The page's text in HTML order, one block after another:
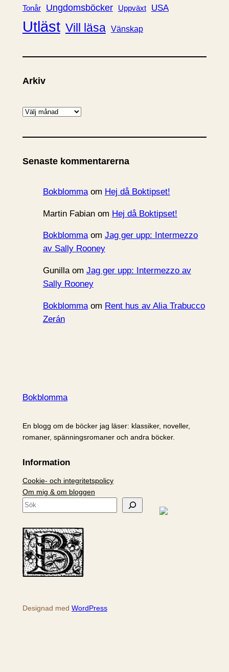
Tonår Ungdomsböcker Uppväxt USA
Utläst Vill läsa Vänskap
Arkiv
A
k
v
Senaste kommentarerna
Bokblommaom Hej då Boktipset!
Martin Fabianom Hej då Boktipset!
Bokblommaom Jag ger upp: Intermezzo
av Sally Rooney
Gunillaom Jag ger upp: Intermezzo av
Sally Rooney
Bokblommaom Rent hus av Alia Trabucco
Zerán
Bokblomma
En blogg om de böcker jag läser: klassiker, noveller,
romaner, spänningsromaner och andra böcker.
Information
Cookie- och integritetspolicy
Om mig & om bloggen
S
k
Designad med WordPress